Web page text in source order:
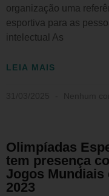
organização uma
esportiva para as
intelectual As
LEIA MAIS
Olimpíadas
tem presença
Jogos Mundiais
2023